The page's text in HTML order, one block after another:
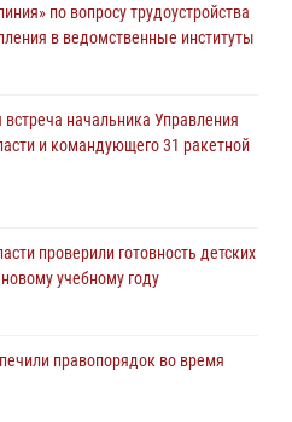
проверили готовность детских
учебному году
Росгвардии в Оренбурге
объектам
по вопросу трудоустройства
в ведомственные институты
начальника Управления
и командующего 31 ракетной
проверили готовность детских
учебному году
правопорядок во время